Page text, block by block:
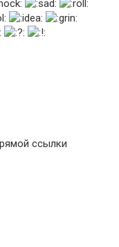
ссылки